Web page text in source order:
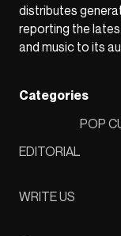
distributes
reporting the
and music to its
Categories
EDITORIAL
POP
WRITE US